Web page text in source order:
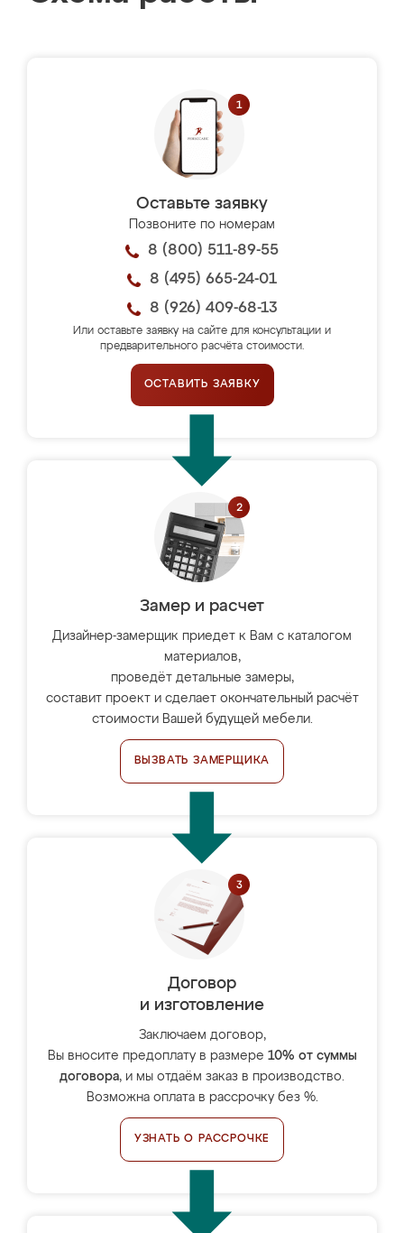
Оставьте заявку
Позвоните по номерам
8 (800) 511-89-55
8 (495) 665-24-01
8 (926) 409-68-13
Или оставьте заявку на сайте для консультации и
предварительного расчёта стоимости.
ОСТАВИТЬ ЗАЯВКУ
Замер и расчет
Дизайнер-замерщик приедет к Вам с каталогом
материалов,
проведёт детальные замеры,
составит проект и сделает окончательный расчёт
стоимости Вашей будущей мебели.
ВЫЗВАТЬ ЗАМЕРЩИКА
Договор
и изготовление
Заключаем договор,
Вы вносите предоплату в размере 10% от суммы
договора, и мы отдаём заказ в производство.
Возможна оплата в рассрочку без %.
УЗНАТЬ О РАССРОЧКЕ